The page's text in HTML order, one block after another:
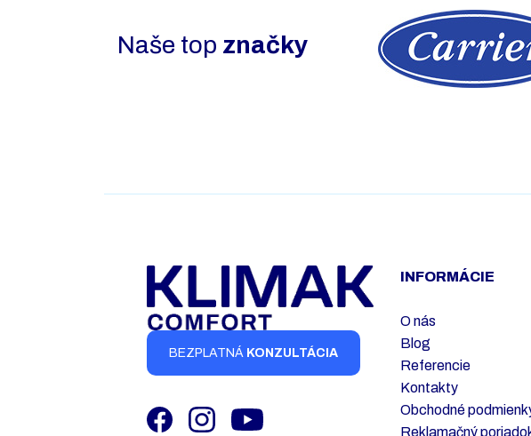
Naše top značky
BEZPLATNÁ KONZULTÁCIA
INFORMÁCIE
O nás
Blog
Referencie
Kontakty
Obchodné
Reklamačný